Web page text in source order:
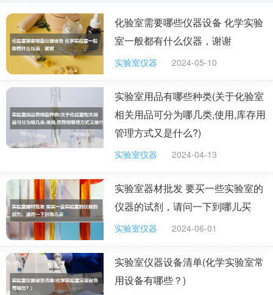
品，而且还有一些电路之类的都存在一定的消防隐患
化验室需要哪些仪器设备 化学实验
室一般都有什么仪器，谢谢
实验室仪器 2024-05-10
实验室用品有哪些种类(关于化验室
相关用品可分为哪几类,使用,库存用
管理方式又是什么?)
实验室仪器 2024-04-13
实验室器材批发 要买一些实验室的
仪器的试剂，请问一下到哪儿买
实验室仪器 2024-06-01
实验室仪器设备清单(化学实验室常
用设备有哪些？)